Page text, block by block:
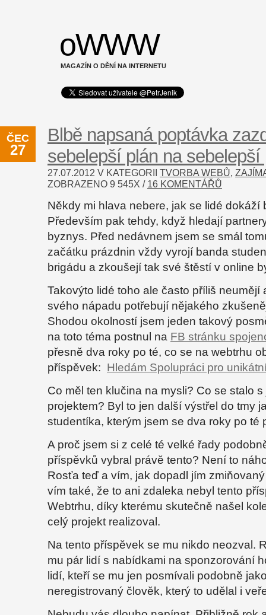
oWWW
MAGAZÍN O DĚNÍ NA INTERNETU
ČEC
27
Blbě napsaná poptávka
sebelepší plán na sebelepší
27.07.2012 V KATEGORII TVORBA WEBŮ,
ZOBRAZENO 9 545X / 16 KOMENTÁŘŮ
Někdy mi hlava nebere, jak se lidé dokáží
Především pak tehdy, když hledají
byznys. Před nedávnem jsem se smál
začátku prázdnin vždy vyrojí banda
brigádu a zkoušejí tak své štěstí v online
Takovýto lidé toho ale často příliš neumějí
svého nápadu potřebují nějakého
Shodou okolností jsem jeden takový
na toto téma postnul na FB stránku
přesně dva roky po té, co se na webtrhu
příspěvek: Hledám Spolupráci pro
Co měl ten klučina na mysli? Co se stalo
projektem? Byl to jen další výstřel do tmy
studentíka, kterým jsem se dva roky po té
A proč jsem si z celé té velké řady
příspěvků vybral právě tento? Není to
Rosťa teď a vím, jak dopadl jím
vím také, že to ani zdaleka nebyl tento
Webtrhu, díky kterému skutečně našel
celý projekt realizoval.
Na tento příspěvek se mu nikdo neozval.
mu pár lidí s nabídkami na sponzorování
lidí, kteří se mu jen posmívali podobně
neregistrovaný člověk, který to udělal i